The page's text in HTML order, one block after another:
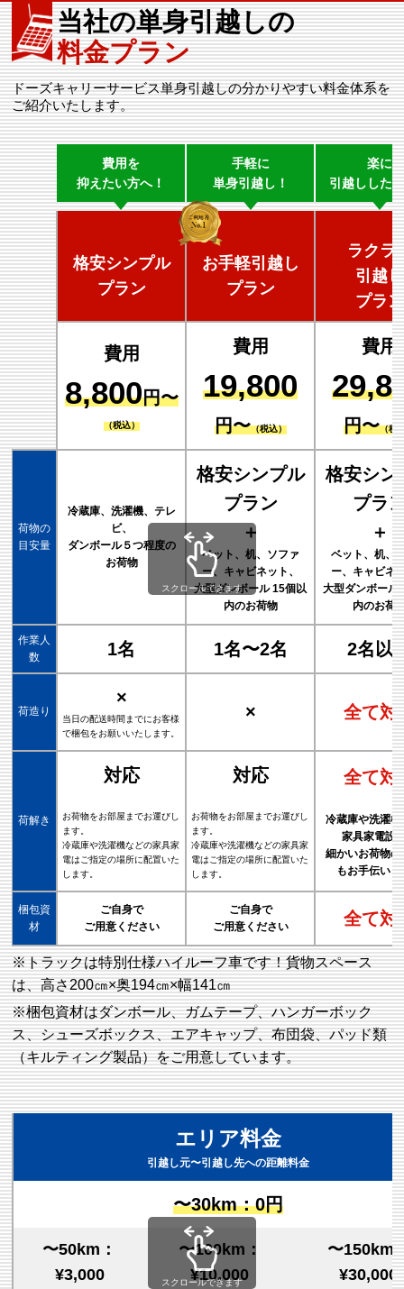
当社の単身引越しの
料金プラン
ドーズキャリーサービス単身引越しの分かりやすい料金体系を
ご紹介いたします。
費用を
抑えたい方へ！
手軽に
単身引越し！
楽に
引越しした
格安シンプル
プラン
お手軽引越し
プラン
ラクラ
引越し
プラン
費用
8,800円〜
（税込）
費用
19,800
円〜（税込）
費用
円〜（税
荷物の
目安量
冷蔵庫、洗濯機、テレ
ビ、
ダンボール５つ程度の
お荷物
格安シンプル
プラン
＋
ベット、机、ソファ
ー、キャビネット、
大型ダンボール 15個以
内のお荷物
格安シン
プラ
＋
ベット、机、
ー、キャビネ
大型ダンボール
内のお荷
作業人
数
1名 1名〜2名 2名以
荷造り
×
当日の配送時間までにお客様
で梱包をお願いいたします。
× 全て対
荷解き
対応
お荷物をお部屋までお運びし
ます。
冷蔵庫や洗濯機などの家具家
電はご指定の場所に配置いた
します。
対応
お荷物をお部屋までお運びし
ます。
冷蔵庫や洗濯機などの家具家
電はご指定の場所に配置いた
します。
全て対
冷蔵庫や洗濯機
家具家電設
細かいお荷物の
もお手伝いし
梱包資
材
ご自身で
ご用意ください
ご自身で
ご用意ください
全て対
スクロールできます
※トラックは特別仕様ハイルーフ車です！貨物スペース
は、高さ200㎝×奥194㎝×幅141㎝
※梱包資材はダンボール、ガムテープ、ハンガーボック
ス、シューズボックス、エアキャップ、布団袋、パッド類
（キルティング製品）をご用意しています。
エリア料金
引越し元〜引越し先への距離料金
〜30km：0円
〜50km：
¥3,000
〜100km：
¥10,000
〜150km
¥30,000
スクロールできます